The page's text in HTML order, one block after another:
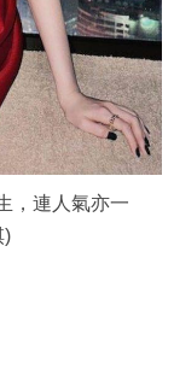
，連人氣亦一
)